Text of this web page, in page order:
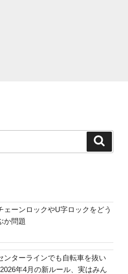
ェーンロックやU字ロックをどう
か問題
ンターラインでも自転車を抜い
年4月の新ルール、実はみん